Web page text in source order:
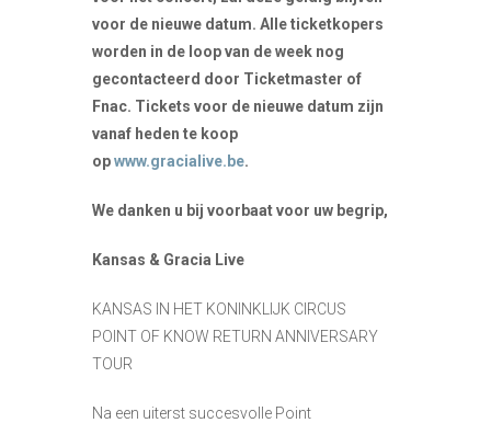
voor de nieuwe datum. Alle ticketkopers
worden in de loop van de week nog
gecontacteerd door Ticketmaster of
Fnac. Tickets voor de nieuwe datum zijn
vanaf heden te koop
opwww.gracialive.be.
We danken u bij voorbaat voor uw begrip,
Kansas & Gracia Live
KANSAS IN HET KONINKLIJK CIRCUS
POINT OF KNOW RETURN ANNIVERSARY
TOUR
Na een uiterst succesvolle Point